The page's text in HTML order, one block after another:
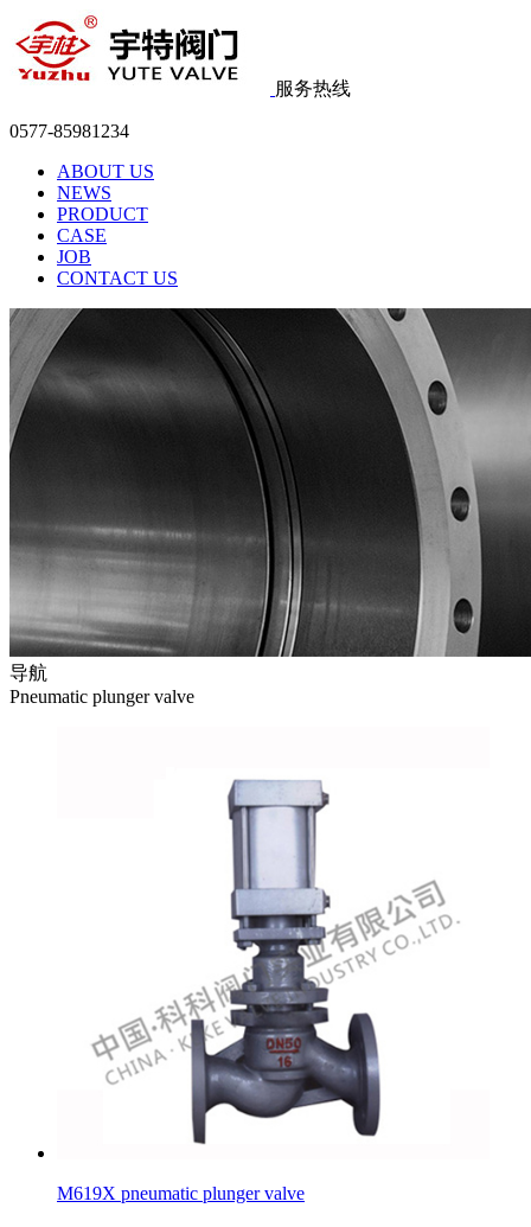
服务热线
0577-85981234
ABOUT US
NEWS
PRODUCT
CASE
JOB
CONTACT US
导航
Pneumatic plunger valve
M619X pneumatic plunger valve